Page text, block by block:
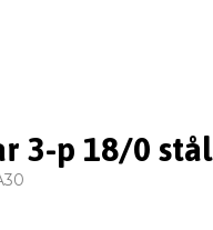
3-p 18/0 stål